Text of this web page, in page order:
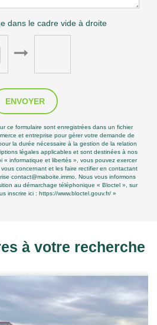
dans le cadre vide à droite
ENVOYER
ce formulaire sont enregistrées dans un fichier
et entreprise pour gérer votre demande de
la durée nécessaire à la gestion de la relation
légales applicables et sont destinées à nos
« informatique et libertés », vous pouvez exercer
concernant et les faire rectifier en contactant
contact@maboite.immo. Nous vous informons
au démarchage téléphonique « Bloctel », sur
inscrire ici : https://www.bloctel.gouv.fr/ »
à votre recherche